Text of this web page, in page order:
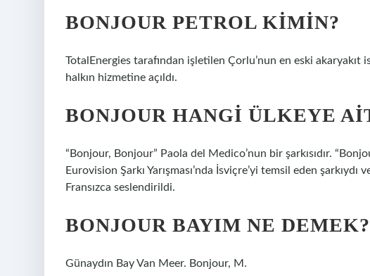
BONJOUR PETROL KIMIN?
TotalEnergies tarafından işletilen Çorlu’nun en eski
halkın hizmetine açıldı.
BONJOUR HANGI ÜLKEYE
“Bonjour, Bonjour” Paola del Medico’nun bir şarkısıdır.
Eurovision Şarkı Yarışması’nda İsviçre’yi temsil eden
Fransızca seslendirildi.
BONJOUR BAYIM NE DEMEK?
Günaydın Bay Van Meer. Bonjour, M.